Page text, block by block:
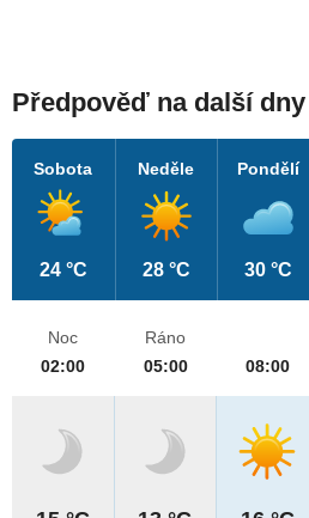
Předpověď na další dny
Sobota
24 °C
Neděle
28 °C
Pondělí
30 °C
Noc
02:00
Ráno
05:00
08:00